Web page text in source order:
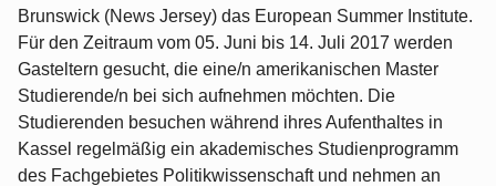
Brunswick (News Jersey) das European Summer Institute.
Für den Zeitraum vom 05. Juni bis 14. Juli 2017 werden
Gasteltern gesucht, die eine/n amerikanischen Master
Studierende/n bei sich aufnehmen möchten. Die
Studierenden besuchen während ihres Aufenthaltes in
Kassel regelmäßig ein akademisches Studienprogramm
des Fachgebietes Politikwissenschaft und nehmen an